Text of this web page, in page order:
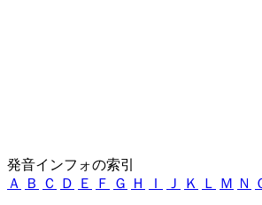
発音インフォの索引
Ａ
Ｂ Ｃ Ｄ Ｅ Ｆ Ｇ Ｈ Ｉ Ｊ Ｋ Ｌ Ｍ Ｎ